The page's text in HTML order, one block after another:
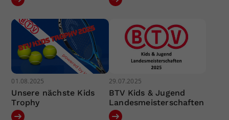
01.08.2025
Unsere nächste Kids
Trophy
29.07.2025
BTV Kids & Jugend
Landesmeisterschaften